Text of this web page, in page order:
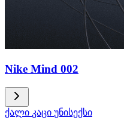
Nike Mind 002
ქალი კაცი უნისექსი